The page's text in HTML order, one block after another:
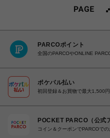
PARCOポイント
全国のPARCOやONLINE
ポケパル払い
初回登録＆お買物で最大1,500
POCKET PARCO（公式
コイン＆クーポンでPARCOで